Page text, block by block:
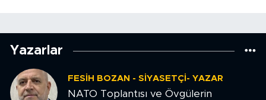
Yazarlar
FESIH BOZAN - SIYASETÇI- YAZAR
NATO Toplantısı ve Övgülerin